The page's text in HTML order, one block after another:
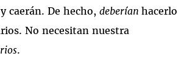
caerán. De hecho,deberíanhacerlo
No necesitan nuestra
.